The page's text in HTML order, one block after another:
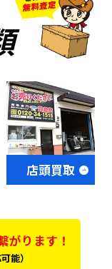
店頭買取
がります！
能）